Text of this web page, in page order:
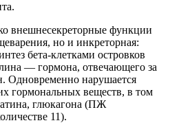
внешнесекреторные функции
но и инкреторная:
бета-клетками островков
— гормона, отвечающего за
Одновременно нарушается
гормональных веществ, в том
глюкагона (ПЖ
11).